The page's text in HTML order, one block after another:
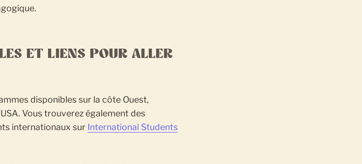
ET LIENS POUR ALLER
disponibles sur la côte Ouest,
Vous trouverez également des
internationaux sur International Students